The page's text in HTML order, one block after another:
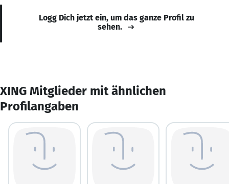
Logg Dich jetzt ein, um das ganze Profil zu
sehen.
XING Mitglieder mit ähnlichen
Profilangaben